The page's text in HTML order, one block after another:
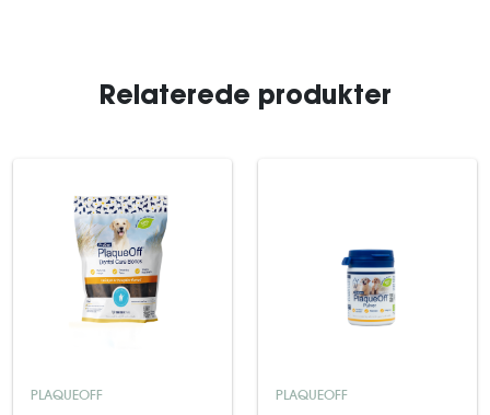
Relaterede produkter
PLAQUEOFF PLAQUEOFF